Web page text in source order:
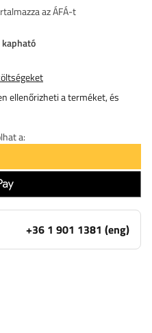
az ÁFÁ-t
ellenőrizheti a terméket, és
a:
+36 1 901 1381 (eng)